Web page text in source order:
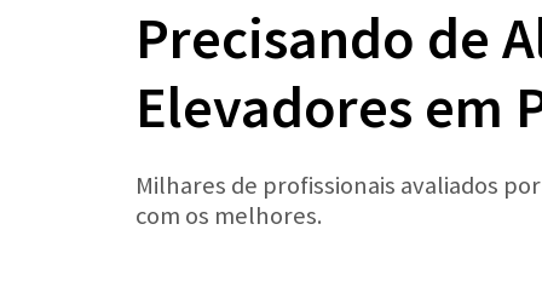
Precisando de
Elevadores em
Milhares de profissionais avaliados
com os melhores.